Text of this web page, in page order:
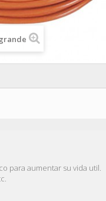
para aumentar su vida util.